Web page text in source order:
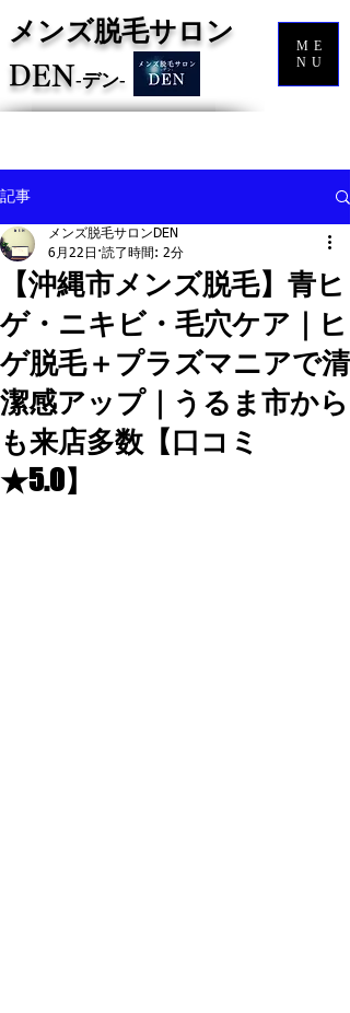
メンズ脱毛サロン
DEN‐デン‐
ME
NU
記事
【沖縄市メンズ脱毛】青ヒ
ゲ・ニキビ・毛穴ケア｜ヒ
ゲ脱毛＋プラズマニアで清
潔感アップ｜うるま市から
も来店多数【口コミ
★5.0】
メンズ脱毛サロンDEN
6月22日 読了時間: 2分